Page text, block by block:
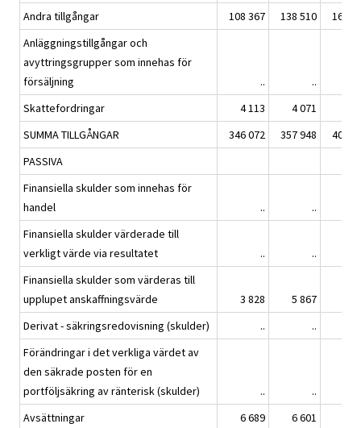
Andra tillgångar
108 367 138 510
160
Anläggningstillgångar och
avyttringsgrupper som innehas för
försäljning
..
..
Skattefordringar
4 113 4 071
SUMMA TILLGÅNGAR
346 072 357 948
406
PASSIVA
Finansiella skulder som innehas för
handel
..
..
Finansiella skulder värderade till
verkligt värde via resultatet
..
..
Finansiella skulder som värderas till
upplupet anskaffningsvärde
3 828 5 867
Derivat - säkringsredovisning (skulder)
..
..
Förändringar i det verkliga värdet av
den säkrade posten för en
portföljsäkring av ränterisk (skulder)
..
..
Avsättningar
6 689 6 601